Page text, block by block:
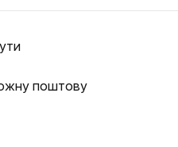
поштову